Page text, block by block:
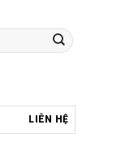
LIÊN HỆ